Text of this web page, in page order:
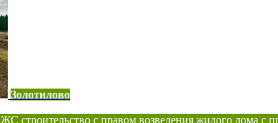
Золотилово
строительство с правом возведения жилого дома с